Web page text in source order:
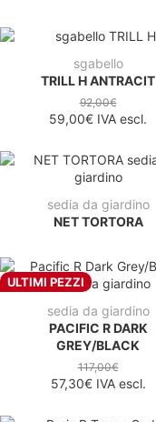
sgabello
TRILL H ANTRACIT
92,00€
59,00€ IVA escl.
sedia da giardino
NET TORTORA
ULTIMI PEZZI
sedia da giardino
PACIFIC R DARK
GREY/BLACK
117,00€
57,30€IVA escl.